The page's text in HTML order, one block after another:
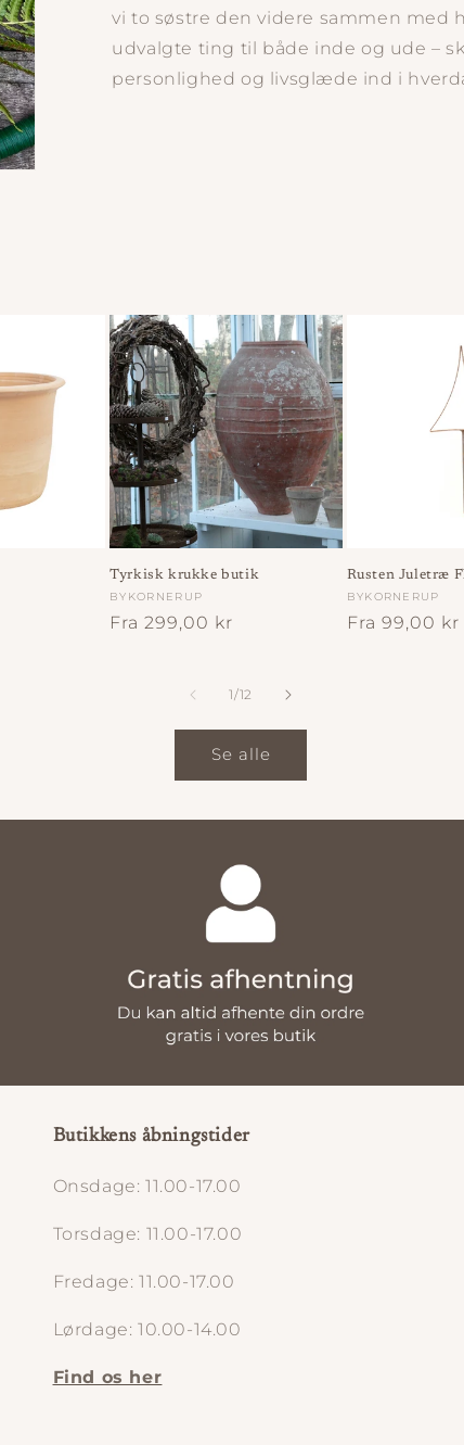
vi to søstre den videre sammen med
udvalgte ting til både inde og ude –
personlighed og livsglæde ind i
Tyrkisk krukke butik
Forhandler:
BYKORNERUP
Normalpris
Fra 299,00 kr
Rusten Juletræ
Forhandler:
BYKORNERUP
Normalpris
Fra 99,00 kr
1/af
12
Se alle
Butikkens åbningstider
Onsdage: 11.00-17.00
Torsdage: 11.00-17.00
Fredage: 11.00-17.00
Lørdage: 10.00-14.00
Find os her